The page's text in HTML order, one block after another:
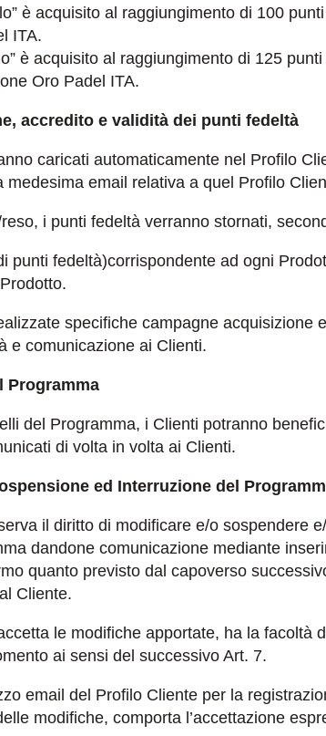
è acquisito al raggiungimento di 100
ITA.
è acquisito al raggiungimento di 125
Oro Padel ITA.
accredito e validità dei punti fedeltà
caricati automaticamente nel Profilo
medesima email relativa a quel Profilo
i punti fedeltà verranno stornati,
punti fedeltà)corrispondente ad ogni
specifiche campagne
e comunicazione ai Clienti.
Programma
del Programma, i Clienti potranno
di volta in volta ai Clienti.
ed Interruzione del
il diritto di modificare e/o sospendere
dandone comunicazione mediante
quanto previsto dal capoverso
Cliente.
le modifiche apportate, ha la
ai sensi del successivo Art. 7.
email del Profilo Cliente per la
modifiche, comporta l’accettazione